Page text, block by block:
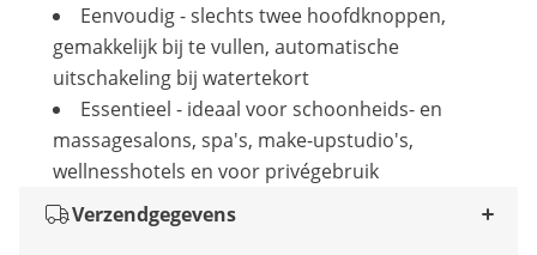
Eenvoudig - slechts twee hoofdknoppen,
gemakkelijk bij te vullen, automatische
uitschakeling bij watertekort
Essentieel - ideaal voor schoonheids- en
massagesalons, spa's, make-upstudio's,
wellnesshotels en voor privégebruik
Verzendgegevens